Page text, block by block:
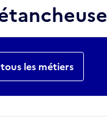
les métiers